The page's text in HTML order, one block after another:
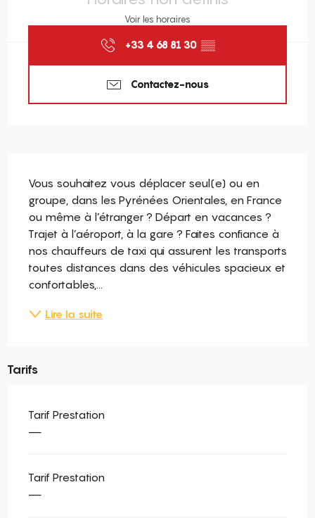
Voir les horaires
+33 4 68 81 30 ▒▒
Contactez-nous
Vous souhaitez vous déplacer seul(e) ou en
groupe, dans les Pyrénées Orientales, en France
ou même à l’étranger ? Départ en vacances ?
Trajet à l’aéroport, à la gare ? Faites confiance à
nos chauffeurs de taxi qui assurent les transports
toutes distances dans des véhicules spacieux et
confortables,...
Lire la suite
Tarifs
Tarif Prestation
—
Tarif Prestation
—